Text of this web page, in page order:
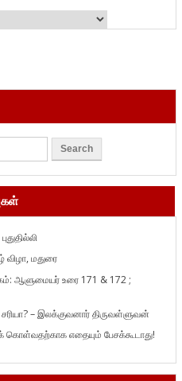
மதுரை
ஆளுமையர் உரை 171 & 172 ;
– இலக்குவனார் திருவள்ளுவன்
கொள்வதற்காக எதையும் பேசக்கூடாது!